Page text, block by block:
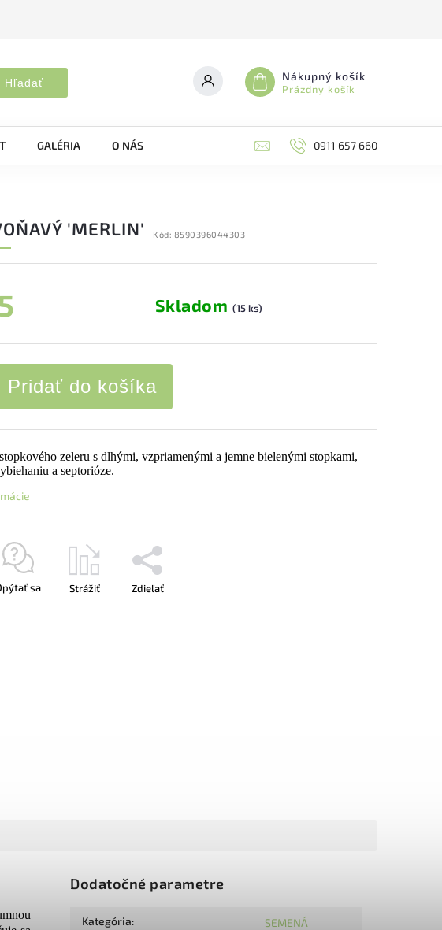
Hľadať Nákupný košík
Prázdny košík
GALÉRIA O NÁS 0911 657 660
'MERLIN' Kód: 8590396044303
Skladom (15 ks)
Pridať do košíka
zeleru s dlhými, vzpriamenými a jemne bielenými stopkami,
a septorióze.
sa Strážiť Zdieľať
Dodatočné parametre
Kategória: SEMENÁ